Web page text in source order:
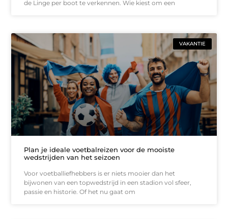
de Linge per boot te verkennen. Wie kiest om een
VAKANTIE
Plan je ideale voetbalreizen voor de mooiste
wedstrijden van het seizoen
Voor voetballiefhebbers is er niets mooier dan het
bijwonen van een topwedstrijd in een stadion vol sfeer,
passie en historie. Of het nu gaat om